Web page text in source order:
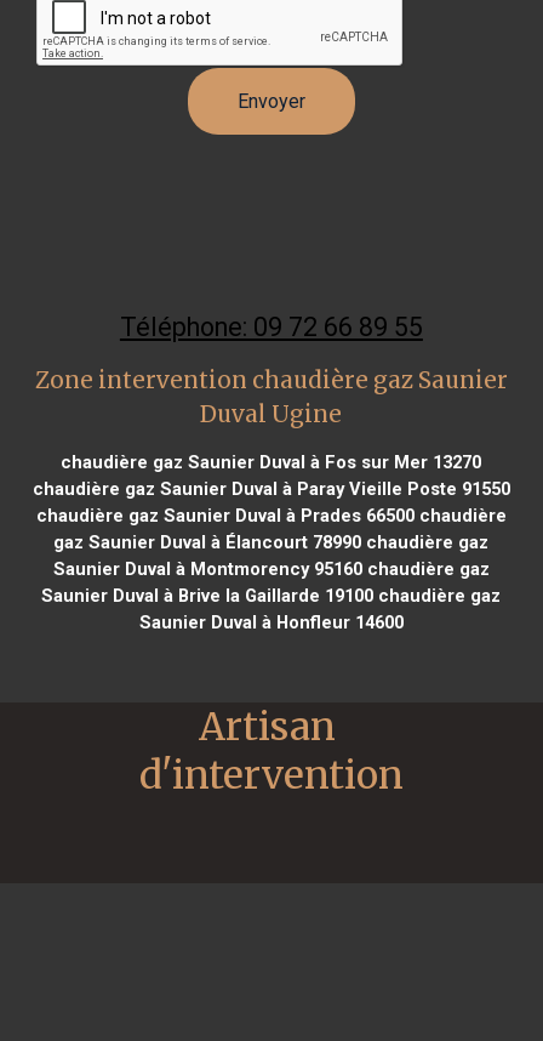
Téléphone: 09 72 66 89 55
Zone intervention chaudière gaz Saunier
Duval Ugine
chaudière gaz Saunier Duval à Fos sur Mer 13270
chaudière gaz Saunier Duval à Paray Vieille Poste 91550
chaudière gaz Saunier Duval à Prades 66500chaudière
gaz Saunier Duval à Élancourt 78990 chaudière gaz
Saunier Duval à Montmorency 95160chaudière gaz
Saunier Duval à Brive la Gaillarde 19100 chaudière gaz
Saunier Duval à Honfleur 14600
Artisan
d'intervention